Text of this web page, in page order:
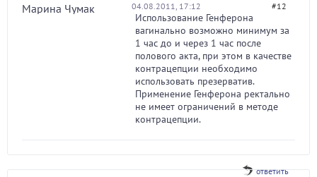
Марина Чумак 04.08.2011, 17:12 #12
Использование Генферона
вагинально возможно минимум за
1 час до и через 1 час после
полового акта, при этом в качестве
контрацепции необходимо
использовать презерватив.
Применение Генферона ректально
не имеет ограничений в методе
контрацепции.
ответить